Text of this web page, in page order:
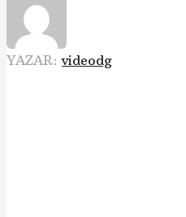
YAZAR: videodg